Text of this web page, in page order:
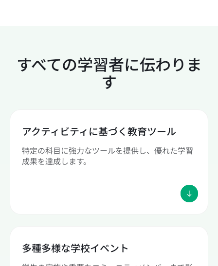
すべての学習者に伝わりま
す
アクティビティに基づく教育ツール
特定の科目に強力なツールを提供し、優れた学習
成果を達成します。
多種多様な学校イベント